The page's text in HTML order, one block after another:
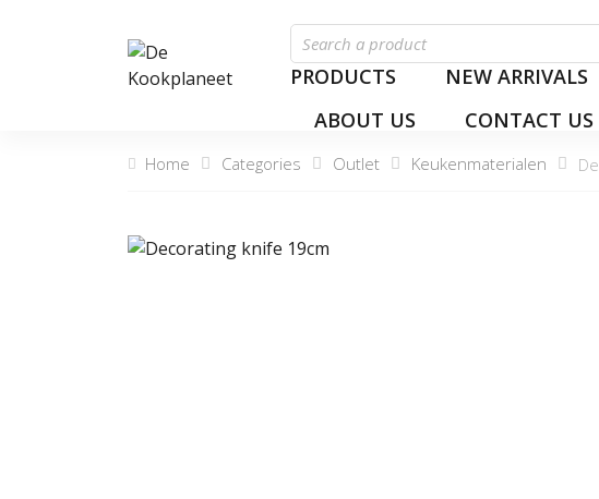
PRODUCTS NEW ARRIVALS
ABOUT US
CONTACT US
Home Categories Outlet Keukenmaterialen